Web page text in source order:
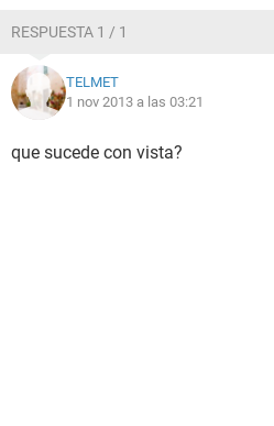
RESPUESTA 1 / 1
TELMET
1 nov 2013 a las 03:21
que sucede con vista?